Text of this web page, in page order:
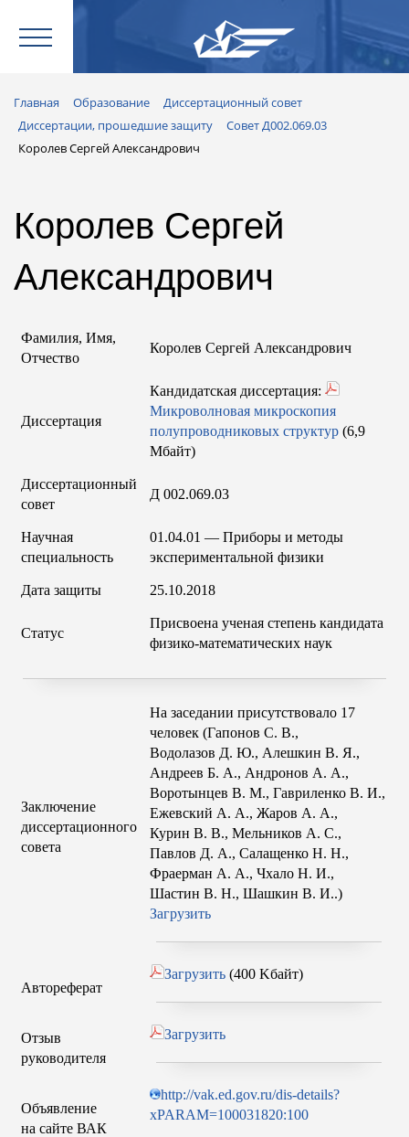
Главная Образование
Диссертационный совет
Диссертации, прошедшие защиту
Совет Д002.069.03
Королев Сергей Александрович
Королев Сергей
Александрович
Фамилия, Имя,
Отчество
Королев Сергей Александрович
Диссертация
Кандидатская диссертация:
Микроволновая микроскопия
полупроводниковых структур (6,9
Мбайт)
Диссертационный
совет
Д 002.069.03
Научная
специальность
01.04.01 — Приборы и методы
экспериментальной физики
Дата защиты 25.10.2018
Статус
Присвоена ученая степень кандидата
физико-математических наук
Заключение
диссертационного
совета
На заседании присутствовало 17
человек (Гапонов С. В.,
Водолазов Д. Ю., Алешкин В. Я.,
Андреев Б. А., Андронов А. А.,
Воротынцев В. М., Гавриленко В. И.,
Ежевский А. А., Жаров А. А.,
Курин В. В., Мельников А. С.,
Павлов Д. А., Салащенко Н. Н.,
Фраерман А. А., Чхало Н. И.,
Шастин В. Н., Шашкин В. И..)
Загрузить
Автореферат
Загрузить (400 Kбайт)
Отзыв
руководителя
Загрузить
Объявление
на сайте ВАК
http://vak.ed.gov.ru/dis-details?
xPARAM=100031820:100